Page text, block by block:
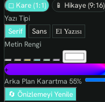
◻ Kare (1:1)
📱 Hikaye (9:16)
Yazı Tipi
Serif
Sans El Yazısı
Metin Rengi
+
Arka Plan Karartma 55%
🔄 Önizlemeyi Yenile